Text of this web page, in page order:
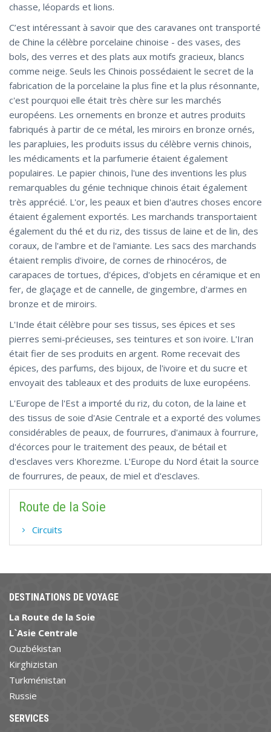
chasse, léopards et lions.
C’est intéressant à savoir que des caravanes ont transporté
de Chine la célèbre porcelaine chinoise - des vases, des
bols, des verres et des plats aux motifs gracieux, blancs
comme neige. Seuls les Chinois possédaient le secret de la
fabrication de la porcelaine la plus fine et la plus résonnante,
c'est pourquoi elle était très chère sur les marchés
européens. Les ornements en bronze et autres produits
fabriqués à partir de ce métal, les miroirs en bronze ornés,
les parapluies, les produits issus du célèbre vernis chinois,
les médicaments et la parfumerie étaient également
populaires. Le papier chinois, l'une des inventions les plus
remarquables du génie technique chinois était également
très apprécié. L'or, les peaux et bien d'autres choses encore
étaient également exportés. Les marchands transportaient
également du thé et du riz, des tissus de laine et de lin, des
coraux, de l'ambre et de l'amiante. Les sacs des marchands
étaient remplis d'ivoire, de cornes de rhinocéros, de
carapaces de tortues, d'épices, d'objets en céramique et en
fer, de glaçage et de cannelle, de gingembre, d'armes en
bronze et de miroirs.
L'Inde était célèbre pour ses tissus, ses épices et ses
pierres semi-précieuses, ses teintures et son ivoire. L'Iran
était fier de ses produits en argent. Rome recevait des
épices, des parfums, des bijoux, de l'ivoire et du sucre et
envoyait des tableaux et des produits de luxe européens.
L'Europe de l'Est a importé du riz, du coton, de la laine et
des tissus de soie d'Asie Centrale et a exporté des volumes
considérables de peaux, de fourrures, d'animaux à fourrure,
d'écorces pour le traitement des peaux, de bétail et
d'esclaves vers Khorezme. L'Europe du Nord était la source
de fourrures, de peaux, de miel et d'esclaves.
Route de la Soie
Circuits
DESTINATIONS DE VOYAGE
La Route de la Soie
L`Asie Centrale
Ouzbékistan
Kirghizistan
Turkménistan
Russie
SERVICES